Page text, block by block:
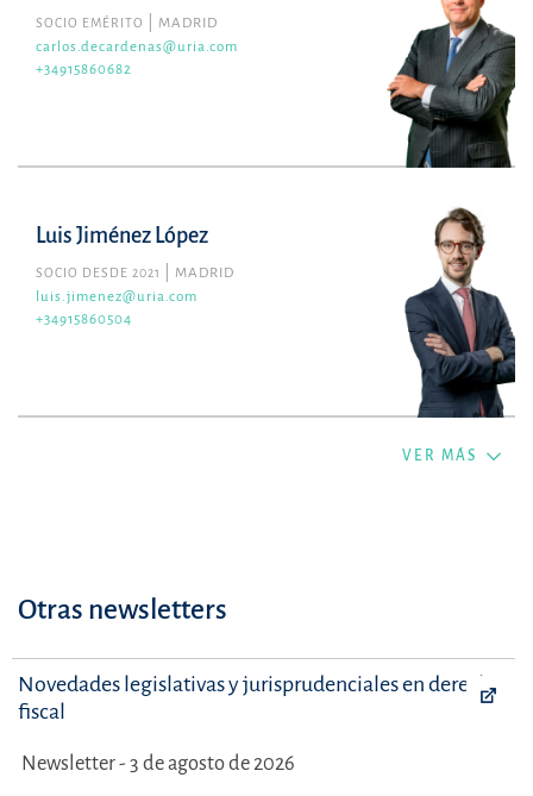
SOCIO EMÉRITO
MADRID
carlos.decardenas@uria.com
+34915860682
Luis Jiménez López
SOCIO DESDE 2021
MADRID
luis.jimenez@uria.com
+34915860504
VER MÁS
Otras newsletters
Novedades legislativas y jurisprudenciales en derecho
fiscal
Newsletter - 3 de agosto de 2026